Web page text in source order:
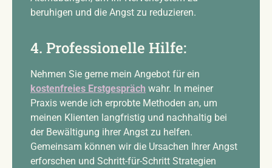
beruhigen und die Angst zu reduzieren.
4. Professionelle Hilfe:
Nehmen Sie gerne mein Angebot für ein
kostenfreies Erstgespräch wahr. In meiner
Praxis wende ich erprobte Methoden an, um
meinen Klienten langfristig und nachhaltig bei
der Bewältigung ihrer Angst zu helfen.
Gemeinsam können wir die Ursachen Ihrer Angst
erforschen und Schritt-für-Schritt Strategien